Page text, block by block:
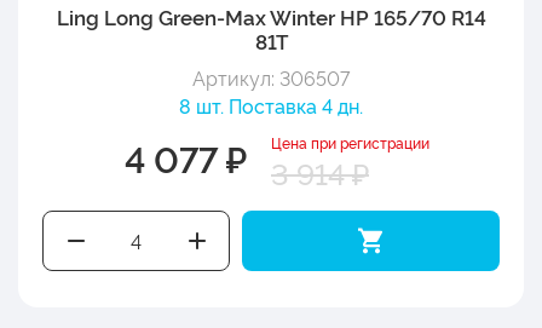
Ling Long Green-Max Winter HP 165/70 R14
81T
Артикул: 306507
8 шт. Поставка 4 дн.
4 077 ₽ Цена при регистрации
3 914 ₽